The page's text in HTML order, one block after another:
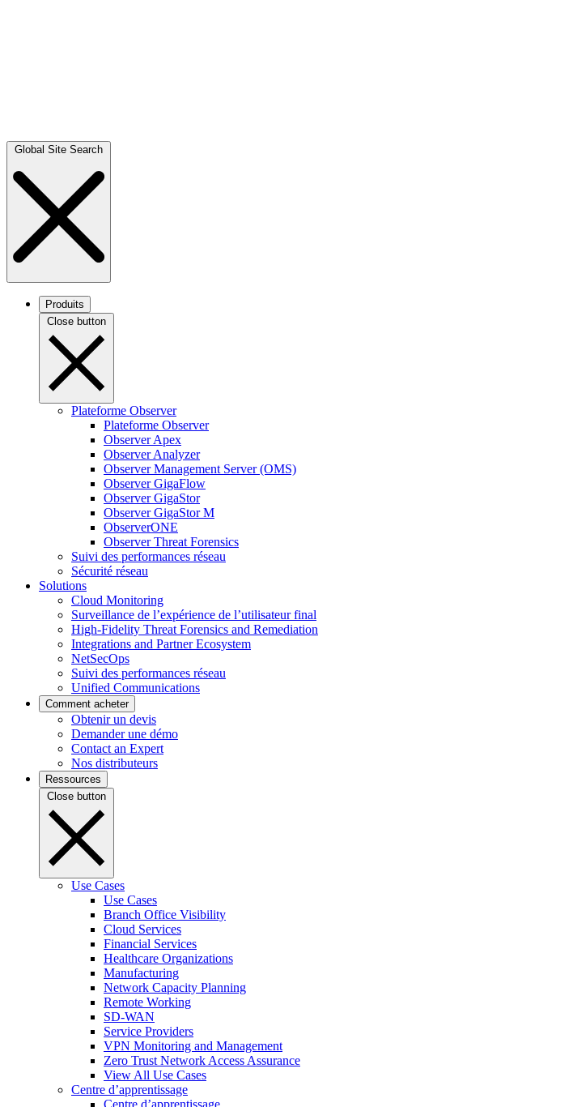
Global Site Search
Produits
Close button
Plateforme Observer
Plateforme Observer
Observer Apex
Observer Analyzer
Observer Management Server (OMS)
Observer GigaFlow
Observer GigaStor
Observer GigaStor M
ObserverONE
Observer Threat Forensics
Suivi des performances réseau
Sécurité réseau
Solutions
Cloud Monitoring
Surveillance de l’expérience de l’utilisateur final
High-Fidelity Threat Forensics and Remediation
Integrations and Partner Ecosystem
NetSecOps
Suivi des performances réseau
Unified Communications
Comment acheter
Obtenir un devis
Demander une démo
Contact an Expert
Nos distributeurs
Ressources
Close button
Use Cases
Use Cases
Branch Office Visibility
Cloud Services
Financial Services
Healthcare Organizations
Manufacturing
Network Capacity Planning
Remote Working
SD-WAN
Service Providers
VPN Monitoring and Management
Zero Trust Network Access Assurance
View All Use Cases
Centre d’apprentissage
Centre d’apprentissage